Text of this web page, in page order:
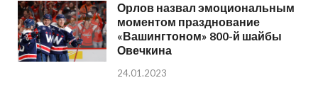
Орлов назвал эмоциональным
моментом празднование
«Вашингтоном» 800-й шайбы
Овечкина
24.01.2023